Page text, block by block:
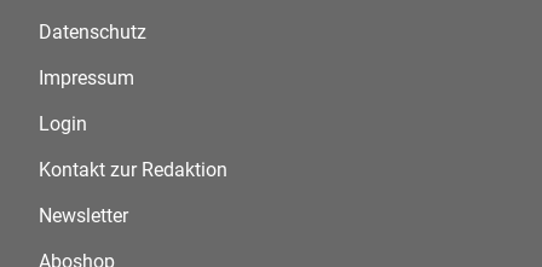
Datenschutz
Impressum
Login
Kontakt zur Redaktion
Newsletter
Aboshop